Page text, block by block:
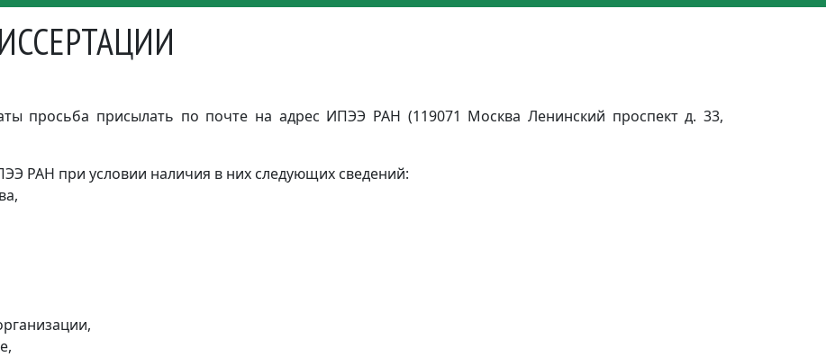
просьба присылать по почте на адрес ИПЭЭ РАН (119071 Москва Ленинский проспект д. 33,
РАН при условии наличия в них следующих сведений: